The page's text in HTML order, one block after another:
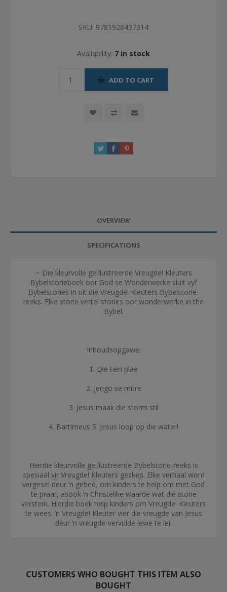
SKU: 9781928437314
Availability: 7 in stock
ADD TO CART
OVERVIEW
SPECIFICATIONS
~ Die kleurvolle geïllustreerde Vreugde! Kleuters
Bybelstorieboek oor God se Wonderwerke sluit vyf
Bybelstories in uit die Vreugde! Kleuters Bybelstorie-
reeks. Elke storie vertel stories oor wonderwerke in the
Bybel.
Inhoudsopgawe:
1. Die tien plae
2. Jerigo se mure
3. Jesus maak die storm stil
4. Bartimeus 5. Jesus loop op die water!
Hierdie kleurvolle geïllustreerde Bybelstorie-reeks is
spesiaal vir Vreugde! Kleuters geskep. Elke verhaal word
vergesel deur ’n gebed, om kinders te help om met God
te praat, asook ’n Christelike waarde wat die storie
versterk. Hierdie boek help kinders om Vreugde! Kleuters
te wees. ’n Vreugde! Kleuter vier die vreugde van Jesus
deur ’n vreugde-vervulde lewe te lei.
CUSTOMERS WHO BOUGHT THIS ITEM ALSO
BOUGHT